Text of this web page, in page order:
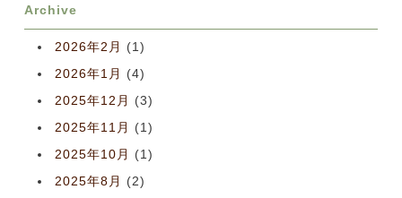
Archive
2026年2月
(1)
2026年1月
(4)
2025年12月
(3)
2025年11月
(1)
2025年10月
(1)
2025年8月
(2)